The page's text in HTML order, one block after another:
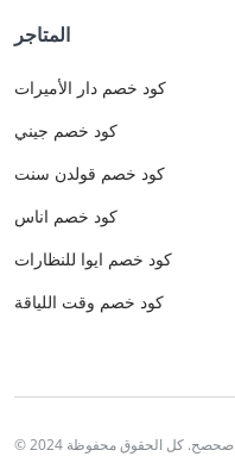
المتاجر
كود خصم دار الأميرات
كود خصم جيني
كود خصم قولدن سنت
كود خصم اناس
كود خصم ايوا للنظارات
كود خصم وقت اللياقة
© 2024 صحصح. كل الحقوق محفوظة